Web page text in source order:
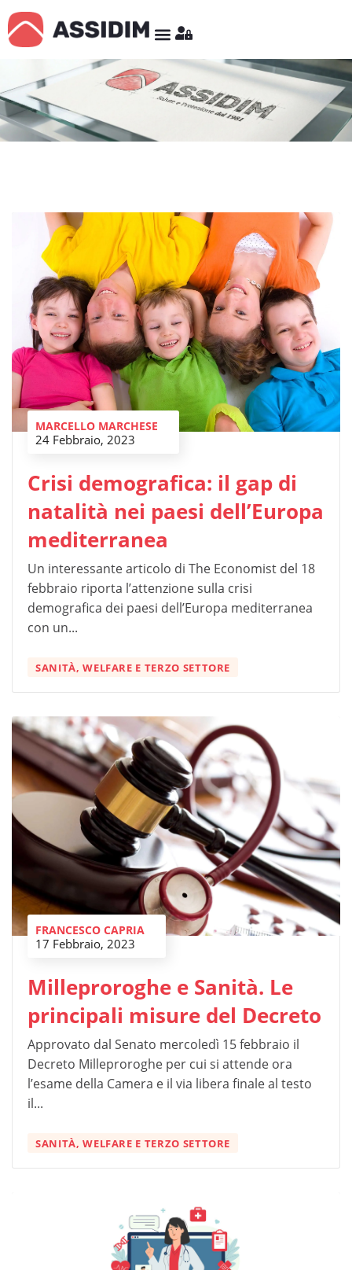
MARCELLO MARCHESE
24 Febbraio, 2023
Crisi demografica: il gap di
natalità nei paesi dell’Europa
mediterranea
Un interessante articolo di The Economist del 18
febbraio riporta l’attenzione sulla crisi
demografica dei paesi dell’Europa mediterranea
con un...
SANITÀ, WELFARE E TERZO SETTORE
FRANCESCO CAPRIA
17 Febbraio, 2023
Milleproroghe e Sanità. Le
principali misure del Decreto
Approvato dal Senato mercoledì 15 febbraio il
Decreto Milleproroghe per cui si attende ora
l’esame della Camera e il via libera finale al testo
il...
SANITÀ, WELFARE E TERZO SETTORE